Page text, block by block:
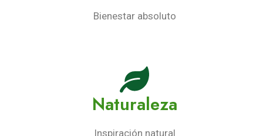
Bienestar absoluto
Naturaleza
Inspiración natural